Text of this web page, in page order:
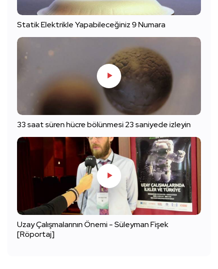
Statik Elektrikle Yapabileceğiniz 9 Numara
33 saat süren hücre bölünmesi 23 saniyede izleyin
Uzay Çalışmalarının Önemi - Süleyman Fişek
[Röportaj]